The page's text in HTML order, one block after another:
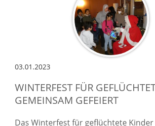
03.01.2023
WINTERFEST FÜR
GEMEINSAM GEFEIERT
Das Winterfest für geflüchtete